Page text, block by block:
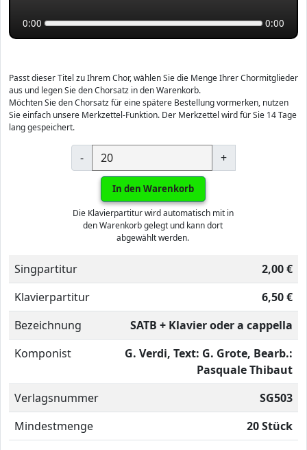
0:00 0:00
Passt dieser Titel zu Ihrem Chor, wählen Sie die Menge Ihrer Chormitglieder
aus und legen Sie den Chorsatz in den Warenkorb.
Möchten Sie den Chorsatz für eine spätere Bestellung vormerken, nutzen
Sie einfach unsere Merkzettel-Funktion. Der Merkzettel wird für Sie 14 Tage
lang gespeichert.
- +
In den Warenkorb
Die Klavierpartitur wird automatisch mit in
den Warenkorb gelegt und kann dort
abgewählt werden.
Singpartitur
2,00 €
Klavierpartitur
6,50 €
Bezeichnung
SATB + Klavier oder a cappella
Komponist
G. Verdi, Text: G. Grote, Bearb.:
Pasquale Thibaut
Verlagsnummer
SG503
Mindestmenge
20 Stück